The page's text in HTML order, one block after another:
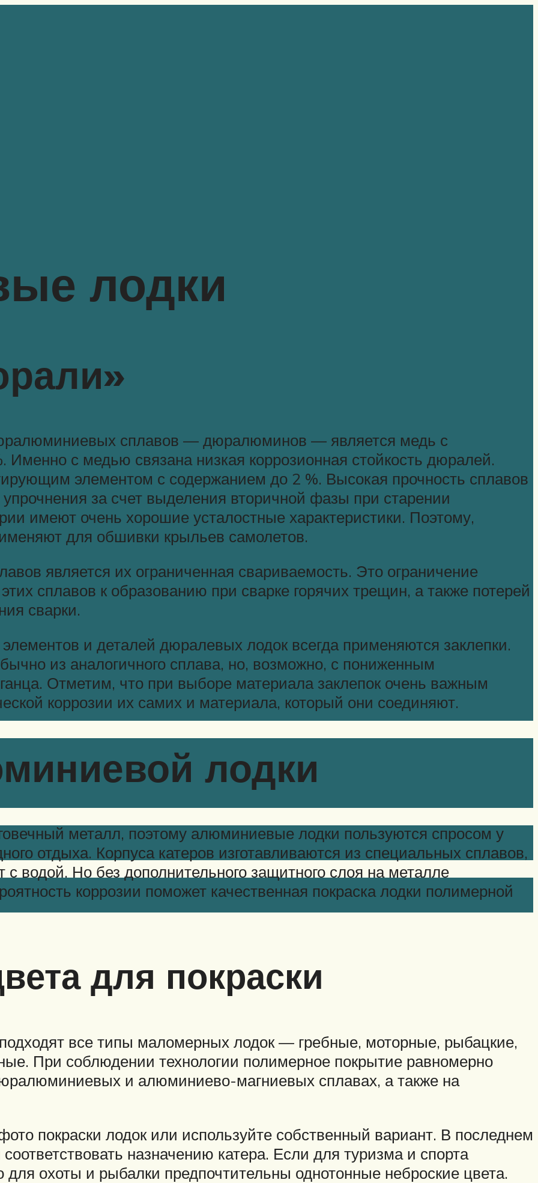
лодки
сплавов — дюралюминов — является медь с
с медью связана низкая коррозионная стойкость дюралей.
элементом с содержанием до 2 %. Высокая прочность сплавов
упрочнения за счет выделения вторичной фазы при старении
имеют очень хорошие усталостные характеристики. Поэтому,
для обшивки крыльев самолетов.
является их ограниченная свариваемость. Это ограничение
сплавов к образованию при сварке горячих трещин, а также потерей
сварки.
и деталей дюралевых лодок всегда применяются заклепки.
из аналогичного сплава, но, возможно, с пониженным
Отметим, что при выборе материала заклепок очень важным
коррозии их самих и материала, который они соединяют.
лодки
металл, поэтому алюминиевые лодки пользуются спросом у
отдыха. Корпуса катеров изготавливаются из специальных сплавов,
с водой. Но без дополнительного защитного слоя на металле
коррозии поможет качественная покраска лодки полимерной
для покраски
все типы маломерных лодок — гребные, моторные, рыбацкие,
При соблюдении технологии полимерное покрытие равномерно
и алюминиево-магниевых сплавах, а также на
покраски лодок или используйте собственный вариант. В последнем
назначению катера. Если для туризма и спорта
для охоты и рыбалки предпочтительны однотонные неброские цвета.